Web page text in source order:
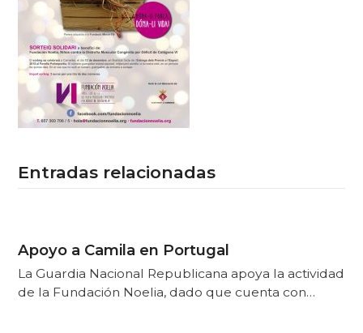
Entradas relacionadas
Apoyo a Camila en Portugal
La Guardia Nacional Republicana apoya la actividad
de la Fundación Noelia, dado que cuenta con…